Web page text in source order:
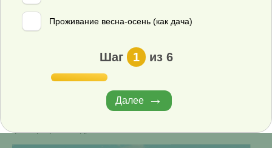
Проживание весна-осень (как дача)
Шаг 1 из 6
Далее